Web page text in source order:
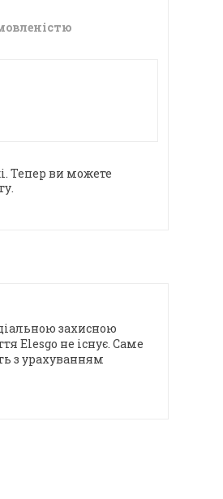
Тепер ви можете
захисною
Elesgo не існує. Саме
з урахуванням